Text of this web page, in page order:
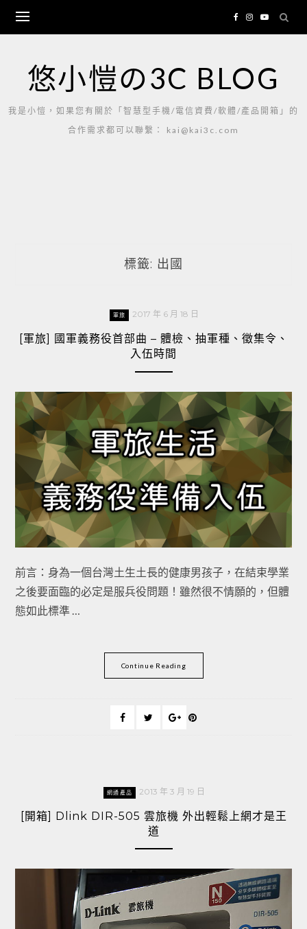
content
悠小愷の3C BLOG
我是小愷，如果您有關於「智慧型手機/電信資費/軟體/產品開箱」的
合作需求都可以聯繫： kai@kai3c.com
標籤: 出國
軍旅 2017 年 6 月 18 日
[軍旅] 國軍義務役首部曲 – 體檢、抽軍種、徵集令、
入伍時間
前言：身為一個台灣土生土長的健康男孩子，在結束學業
之後要面臨的必定是服兵役問題！雖然很不情願的，但體
態如此標準 …
Continue Reading
網通產品 2013 年 3 月 19 日
[開箱] Dlink DIR-505 雲旅機 外出輕鬆上網才是王
道